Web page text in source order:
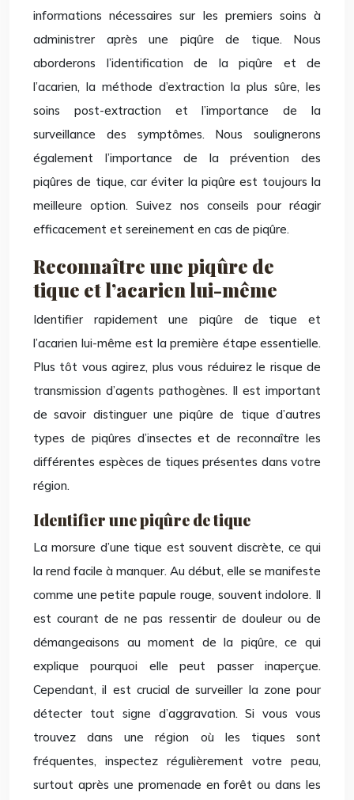
informations nécessaires sur les premiers soins à
administrer après une piqûre de tique. Nous
aborderons l’identification de la piqûre et de
l’acarien, la méthode d’extraction la plus sûre, les
soins post-extraction et l’importance de la
surveillance des symptômes. Nous soulignerons
également l’importance de la prévention des
piqûres de tique, car éviter la piqûre est toujours la
meilleure option. Suivez nos conseils pour réagir
efficacement et sereinement en cas de piqûre.
Reconnaître une piqûre de
tique et l’acarien lui-même
Identifier rapidement une piqûre de tique et
l’acarien lui-même est la première étape essentielle.
Plus tôt vous agirez, plus vous réduirez le risque de
transmission d’agents pathogènes. Il est important
de savoir distinguer une piqûre de tique d’autres
types de piqûres d’insectes et de reconnaître les
différentes espèces de tiques présentes dans votre
région.
Identifier une piqûre de tique
La morsure d’une tique est souvent discrète, ce qui
la rend facile à manquer. Au début, elle se manifeste
comme une petite papule rouge, souvent indolore. Il
est courant de ne pas ressentir de douleur ou de
démangeaisons au moment de la piqûre, ce qui
explique pourquoi elle peut passer inaperçue.
Cependant, il est crucial de surveiller la zone pour
détecter tout signe d’aggravation. Si vous vous
trouvez dans une région où les tiques sont
fréquentes, inspectez régulièrement votre peau,
surtout après une promenade en forêt ou dans les